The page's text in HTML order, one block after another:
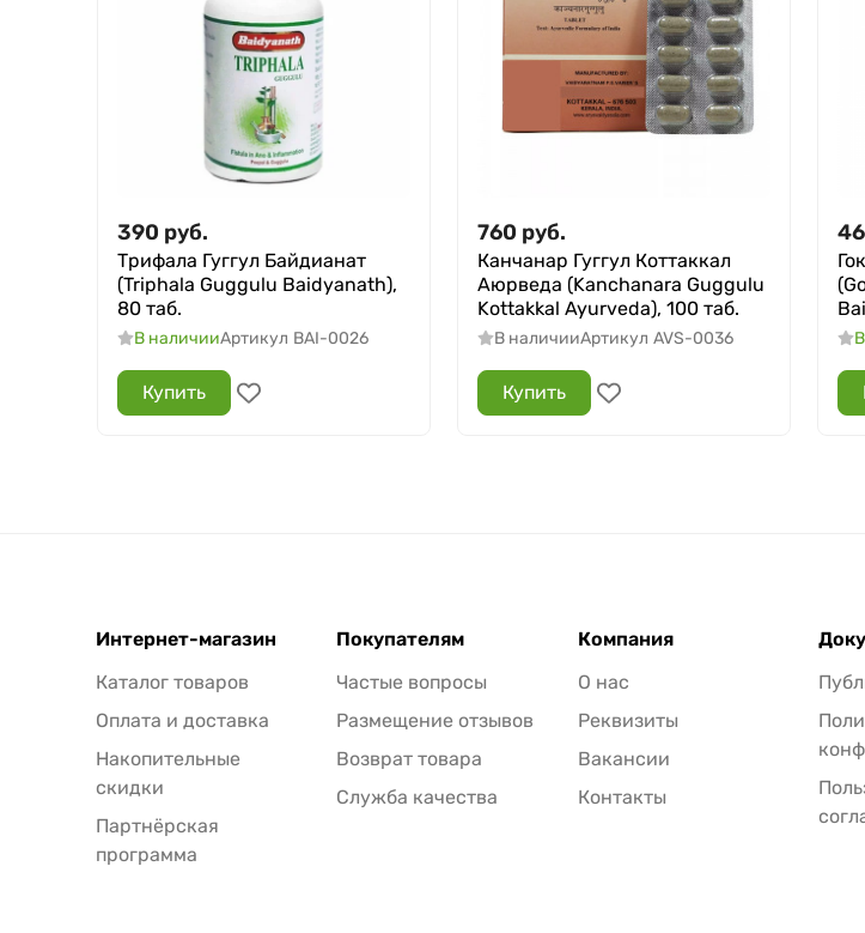
390 руб.
Трифала Гуггул Байдианат
(Triphala Guggulu Baidyanath),
80 таб.
В наличииАртикул BAI-0026
Купить
760 руб.
Канчанар Гуггул Коттаккал
Аюрведа (Kanchanara Guggulu
Kottakkal Ayurveda), 100 таб.
В наличииАртикул AVS-0036
Купить
Интернет-магазин
Каталог товаров
Оплата и доставка
Накопительные
скидки
Партнёрская
программа
Покупателям
Частые вопросы
Размещение отзывов
Возврат товара
Служба качества
Компания
О нас
Реквизиты
Вакансии
Контакты